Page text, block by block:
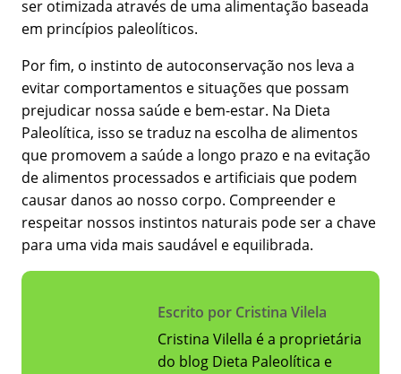
ser otimizada através de uma alimentação baseada
em princípios paleolíticos.
Por fim, o instinto de autoconservação nos leva a
evitar comportamentos e situações que possam
prejudicar nossa saúde e bem-estar. Na Dieta
Paleolítica, isso se traduz na escolha de alimentos
que promovem a saúde a longo prazo e na evitação
de alimentos processados e artificiais que podem
causar danos ao nosso corpo. Compreender e
respeitar nossos instintos naturais pode ser a chave
para uma vida mais saudável e equilibrada.
Escrito por Cristina Vilela
Cristina Vilella é a proprietária
do blog Dieta Paleolítica e